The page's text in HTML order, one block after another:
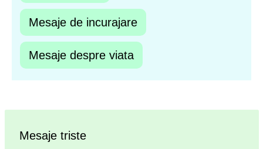
Mesaje de incurajare
Mesaje despre viata
Mesaje triste